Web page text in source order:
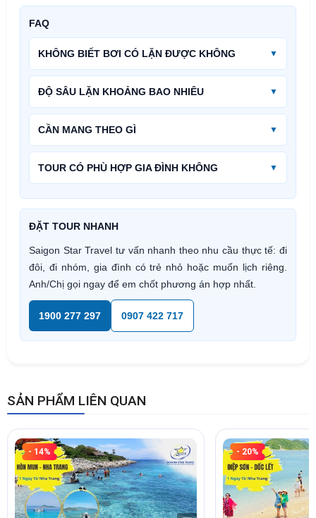
FAQ
KHÔNG BIẾT BƠI CÓ LẶN ĐƯỢC KHÔNG
ĐỘ SÂU LẶN KHOẢNG BAO NHIÊU
CẦN MANG THEO GÌ
TOUR CÓ PHÙ HỢP GIA ĐÌNH KHÔNG
ĐẶT TOUR NHANH
Saigon Star Travel tư vấn nhanh theo nhu cầu thực tế: đi
đôi, đi nhóm, gia đình có trẻ nhỏ hoặc muốn lịch riêng.
Anh/Chị gọi ngay để em chốt phương án hợp nhất.
1900 277 297 0907 422 717
SẢN PHẨM LIÊN QUAN
- 14% - 20%